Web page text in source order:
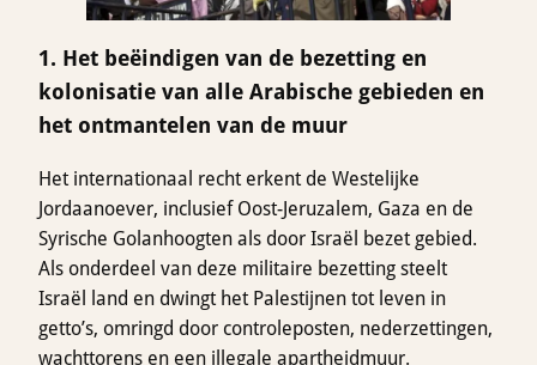
1. Het beëindigen van de bezetting en
kolonisatie van alle Arabische gebieden en
het ontmantelen van de muur
Het internationaal recht erkent de Westelijke
Jordaanoever, inclusief Oost-Jeruzalem, Gaza en de
Syrische Golanhoogten als door Israël bezet gebied.
Als onderdeel van deze militaire bezetting steelt
Israël land en dwingt het Palestijnen tot leven in
getto’s, omringd door controleposten, nederzettingen,
wachttorens en een illegale apartheidmuur.